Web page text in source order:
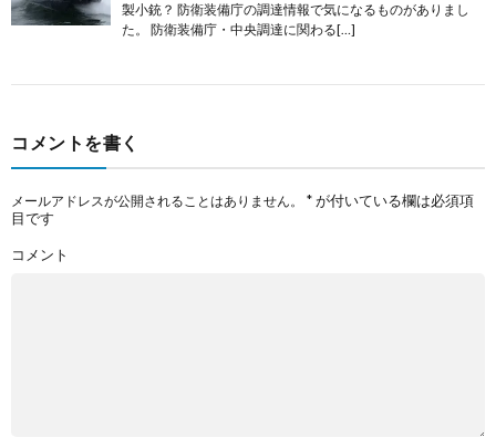
製小銃？ 防衛装備庁の調達情報で気になるものがありまし
た。 防衛装備庁・中央調達に関わる[…]
コメントを書く
メールアドレスが公開されることはありません。 *が付いている欄は必須項
目です
コメント